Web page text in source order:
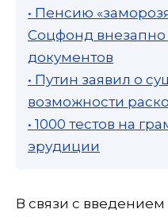
• Пенсию
Соцфонд внезапно
документов
• Путин заявил о
возможности
• 1000 тестов на
эрудиции
В связи с